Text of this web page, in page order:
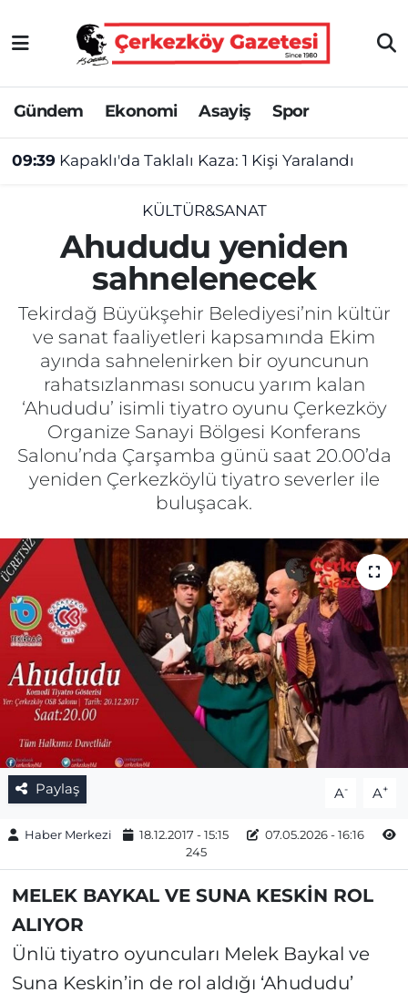
Gündem Ekonomi Asayiş Spor
09:39 Kapaklı'da Taklalı Kaza: 1 Kişi Yaralandı
KÜLTÜR&SANAT
Ahududu yeniden
sahnelenecek
Tekirdağ Büyükşehir Belediyesi’nin kültür
ve sanat faaliyetleri kapsamında Ekim
ayında sahnelenirken bir oyuncunun
rahatsızlanması sonucu yarım kalan
‘Ahududu’ isimli tiyatro oyunu Çerkezköy
Organize Sanayi Bölgesi Konferans
Salonu’nda Çarşamba günü saat 20.00’da
yeniden Çerkezköylü tiyatro severler ile
buluşacak.
Paylaş A- A+
Haber Merkezi 18.12.2017 - 15:15
07.05.2026 - 16:16
245
MELEK BAYKAL VE SUNA KESKİN ROL
ALIYOR
Ünlü tiyatro oyuncuları Melek Baykal ve
Suna Keskin’in de rol aldığı ‘Ahududu’
Asayiş
Ekonomi
Gündem
Kültür&Sanat
Manşet
SAĞLIK
Spor
Gizlilik Sözleşmesi
İletişim
Künye
Topluluk Kuralları
Yayın İlkeleri
Tekirdağ Nöbetçi Eczaneler
Tekirdağ Hava Durumu
Tekirdağ Namaz Vakitleri
Tekirdağ Trafik Yoğunluk Haritası
Süper Lig Puan Durumu ve Fikstür
Tüm Manşetler
Son Dakika Haberleri
Haber Arşivi